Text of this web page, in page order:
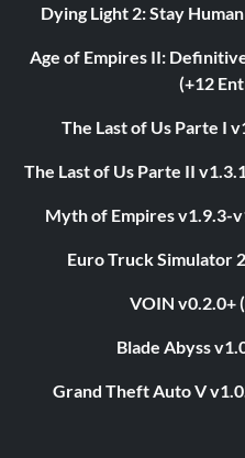
Dying Light 2: Stay
Age of Empires II:
(+12
The Last of Us Parte I
The Last of Us Parte II
Myth of Empires v1.9.3-
Euro Truck Simulator
VOIN v0.2.0+
Blade Abyss
Grand Theft Auto V